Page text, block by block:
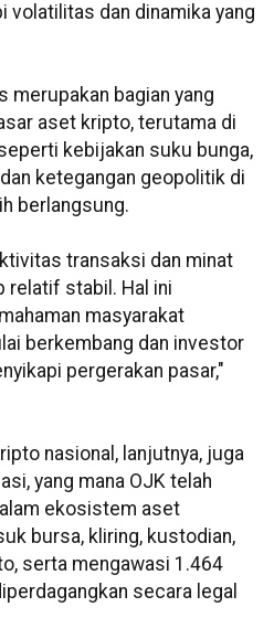
volatilitas dan dinamika yang
merupakan bagian yang
aset kripto, terutama di
kebijakan suku bunga,
ketegangan geopolitik di
berlangsung.
transaksi dan minat
relatif stabil. Hal ini
masyarakat
berkembang dan investor
pergerakan pasar,"
nasional, lanjutnya, juga
yang mana OJK telah
ekosistem aset
bursa, kliring, kustodian,
serta mengawasi 1.464
secara legal